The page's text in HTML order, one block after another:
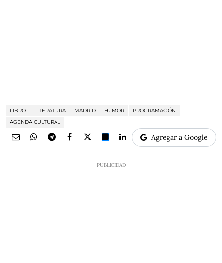
LIBRO LITERATURA MADRID HUMOR
PROGRAMACIÓN
AGENDA CULTURAL
Agregar a Google